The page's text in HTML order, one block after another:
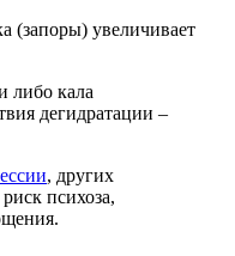
(запоры) увеличивает
либо кала
дегидратации –
, других
психоза,